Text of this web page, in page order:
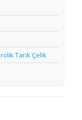
Tank Çelik